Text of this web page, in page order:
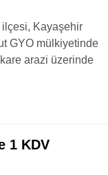
Kayaşehir
GYO mülkiyetinde
arazi üzerinde
1 KDV